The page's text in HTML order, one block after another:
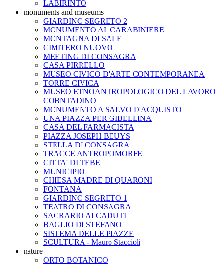
LABIRINTO
monuments and museums
GIARDINO SEGRETO 2
MONUMENTO AL CARABINIERE
MONTAGNA DI SALE
CIMITERO NUOVO
MEETING DI CONSAGRA
CASA PIRRELLO
MUSEO CIVICO D'ARTE CONTEMPORANEA
TORRE CIVICA
MUSEO ETNOANTROPOLOGICO DEL LAVORO
COBNTADINO
MONUMENTO A SALVO D'ACQUISTO
UNA PIAZZA PER GIBELLINA
CASA DEL FARMACISTA
PIAZZA JOSEPH BEUYS
STELLA DI CONSAGRA
TRACCE ANTROPOMORFE
CITTA' DI TEBE
MUNICIPIO
CHIESA MADRE DI QUARONI
FONTANA
GIARDINO SEGRETO 1
TEATRO DI CONSAGRA
SACRARIO AI CADUTI
BAGLIO DI STEFANO
SISTEMA DELLE PIAZZE
SCULTURA - Mauro Staccioli
nature
ORTO BOTANICO